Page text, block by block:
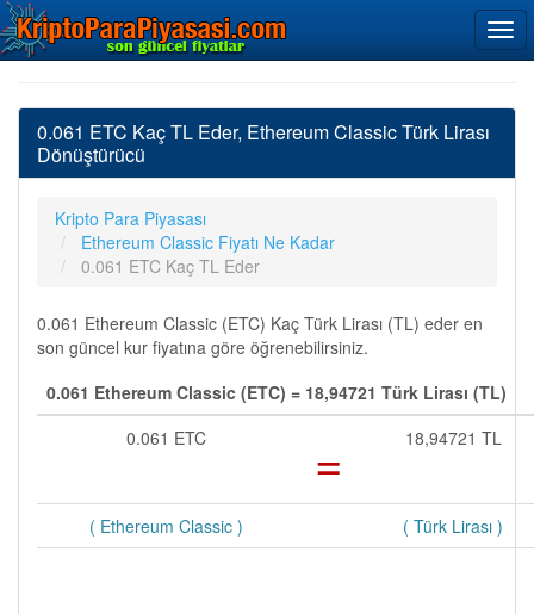
0.061 ETC Kaç TL Eder, Ethereum Classic Türk Lirası
Dönüştürücü
Kripto Para Piyasası
Ethereum Classic Fiyatı Ne Kadar
0.061 ETC Kaç TL Eder
0.061 Ethereum Classic (ETC) Kaç Türk Lirası (TL) eder en
son güncel kur fiyatına göre öğrenebilirsiniz.
0.061 Ethereum Classic (ETC) = 18,94721 Türk Lirası (TL)
0.061 ETC
= 18,94721 TL
( Ethereum Classic ) ( Türk Lirası )